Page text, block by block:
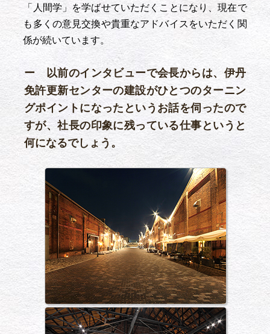
「人間学」を学ばせていただくことになり、現在で
も多くの意見交換や貴重なアドバイスをいただく関
係が続いています。
ー 以前のインタビューで会長からは、伊丹
免許更新センターの建設がひとつのターニン
グポイントになったというお話を伺ったので
すが、社長の印象に残っている仕事というと
何になるでしょう。